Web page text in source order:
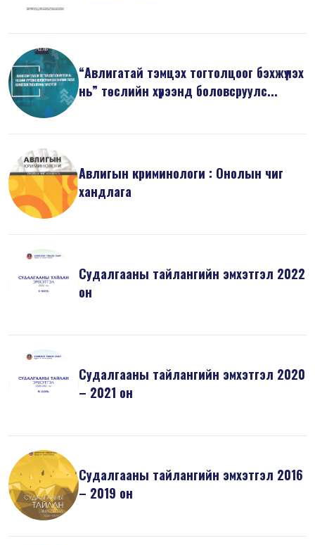
“Авлигатай тэмцэх тогтолцоог бэхжүүлэх
нь” төслийн хүрээнд боловсруулс...
Авлигын криминологи : Онолын чиг
хандлага
Судалгааны тайлангийн эмхэтгэл 2022
он
Судалгааны тайлангийн эмхэтгэл 2020
– 2021 он
Судалгааны тайлангийн эмхэтгэл 2016
– 2019 он